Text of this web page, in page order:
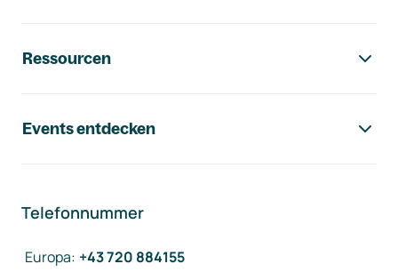
Ressourcen
Events entdecken
Telefonnummer
Europa: +43 720 884155